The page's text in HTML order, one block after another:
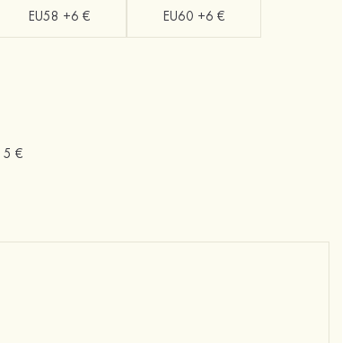
EU58 +6 € EU60 +6 €
5 €